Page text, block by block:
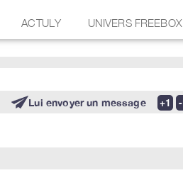
ACTULY UNIVERS FREEBOX
Lui envoyer un message